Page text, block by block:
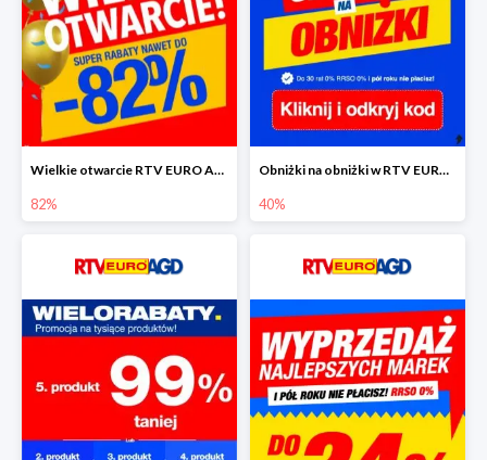
Wielkie otwarcie RTV EURO AGD - rabaty do -82%
82%
Obniżki na obniżki w RTV EURO AGD do -40%
40%